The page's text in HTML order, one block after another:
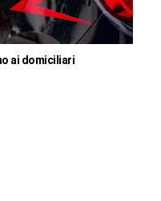
ai domiciliari